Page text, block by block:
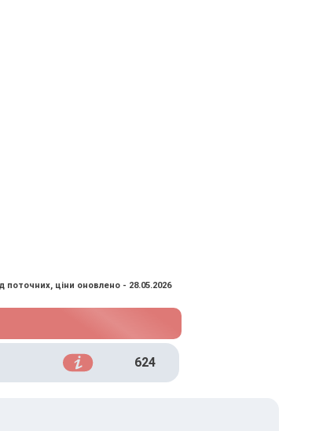
поточних, ціни оновлено - 28.05.2026
624